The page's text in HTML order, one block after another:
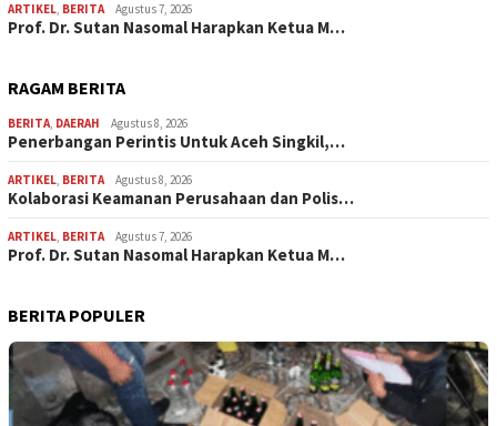
ARTIKEL, BERITA Agustus 7, 2026
Prof. Dr. Sutan Nasomal Harapkan Ketua M…
RAGAM BERITA
BERITA, DAERAH Agustus 8, 2026
Penerbangan Perintis Untuk Aceh Singkil,…
ARTIKEL, BERITA Agustus 8, 2026
Kolaborasi Keamanan Perusahaan dan Polis…
ARTIKEL, BERITA Agustus 7, 2026
Prof. Dr. Sutan Nasomal Harapkan Ketua M…
BERITA POPULER